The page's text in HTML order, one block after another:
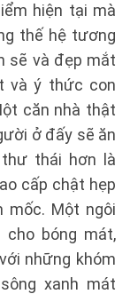
hiện tại mà
thế hệ tương
sẽ và đẹp mắt
và ý thức con
căn nhà thật
ở đấy sẽ ăn
thái hơn là
cấp chật hẹp
mốc. Một ngôi
bóng mát,
những khóm
xanh mát